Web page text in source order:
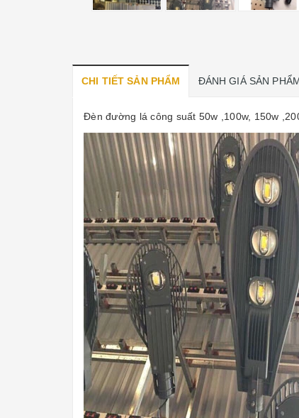
CHI TIẾT SẢN PHẨM ĐÁNH GIÁ SẢN
Đèn đường lá công suất 50w ,100w, 150w